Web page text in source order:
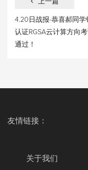
上一篇
4.20日战报-恭喜郝同学
认证RGSA云计算方向
通过！
友情链接：
关于我们